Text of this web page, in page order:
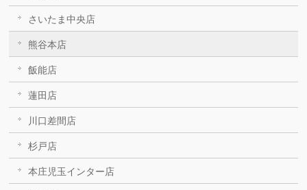
さいたま中央店
熊谷本店
飯能店
蓮田店
川口差間店
杉戸店
本庄児玉インター店